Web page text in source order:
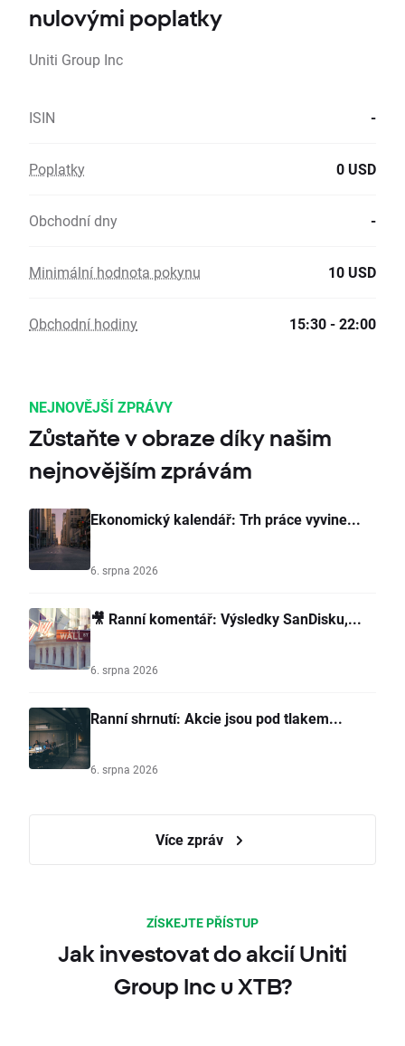
nulovými poplatky
Uniti Group Inc
ISIN -
Poplatky 0 USD
Obchodní dny -
Minimální hodnota pokynu 10 USD
Obchodní hodiny 15:30 - 22:00
NEJNOVĚJŠÍ ZPRÁVY
Zůstaňte v obraze díky našim
nejnovějším zprávám
Ekonomický kalendář: Trh práce vyvine...
6. srpna 2026
🎥 Ranní komentář: Výsledky SanDisku,...
6. srpna 2026
Ranní shrnutí: Akcie jsou pod tlakem...
6. srpna 2026
Více zpráv
ZÍSKEJTE PŘÍSTUP
Jak investovat do akcií Uniti
Group Inc u XTB?